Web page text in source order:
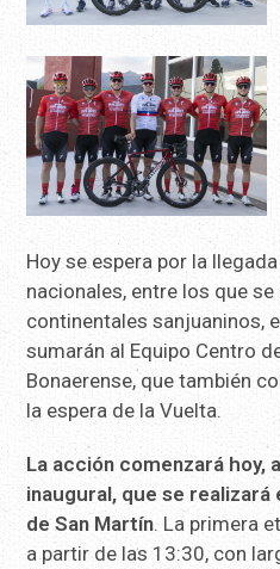
Hoy se espera por la
nacionales, entre los que
continentales sanjuaninos,
sumarán al Equipo Centro
Bonaerense, que también
la espera de la Vuelta.
La acción comenzará hoy,
inaugural, que se realizará
de San Martín. La primera
a partir de las 13:30, con